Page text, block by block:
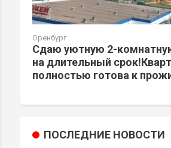
Оренбург
Сдаю уютную 2-
на длительный
полностью готова к
ПОСЛЕДНИЕ НОВОСТИ